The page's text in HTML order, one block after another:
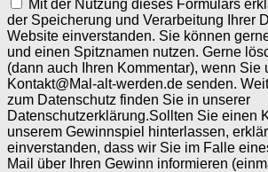
Mit der Nutzung dieses Formulars
der Speicherung und Verarbeitung Ihrer
Website einverstanden. Sie können
und einen Spitznamen nutzen. Gerne
(dann auch Ihren Kommentar), wenn Sie
Kontakt@Mal-alt-werden.de senden.
zum Datenschutz finden Sie in unserer
Datenschutzerklärung.Sollten Sie einen
unserem Gewinnspiel hinterlassen,
einverstanden, dass wir Sie im Falle
Mail über Ihren Gewinn informieren